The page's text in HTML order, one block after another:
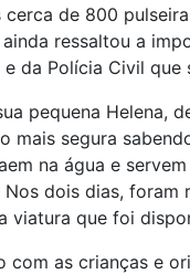
de 800
ressaltou a
da Polícia Civil
pequena Helena,
mais segura
na água e
dois dias,
que foi
as crianças e